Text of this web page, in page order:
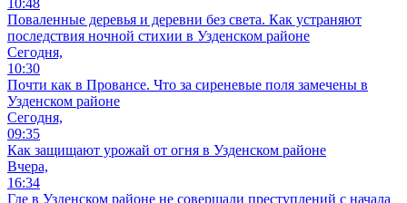
Поваленные деревья и деревни без света. Как устраняют
последствия ночной стихии в Узденском районе
Сегодня,
10:30
Почти как в Провансе. Что за сиреневые поля замечены в
Узденском районе
Сегодня,
09:35
Как защищают урожай от огня в Узденском районе
Вчера,
16:34
Где в Узденском районе не совершали преступлений с начала